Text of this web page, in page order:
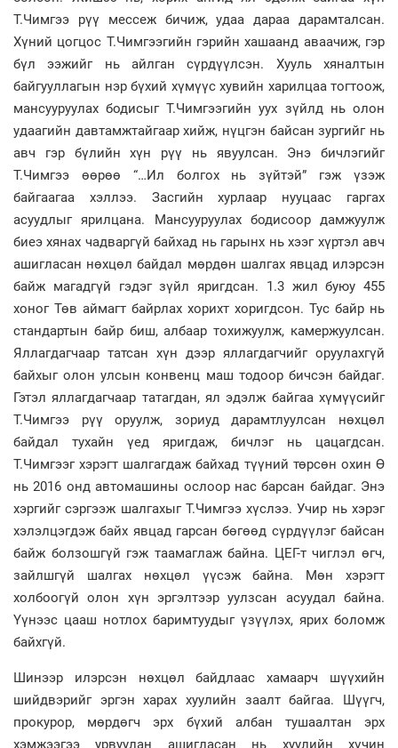
Т.Чимгээ рүү мессеж бичиж, удаа дараа дарамталсан.
Хүний цогцос Т.Чимгээгийн гэрийн хашаанд аваачиж, гэр
бүл ээжийг нь айлган сүрдүүлсэн. Хууль хяналтын
байгууллагын нэр бүхий хүмүүс хувийн харилцаа тогтоож,
мансууруулах бодисыг Т.Чимгээгийн уух зүйлд нь олон
удаагийн давтамжтайгаар хийж, нүцгэн байсан зургийг нь
авч гэр бүлийн хүн рүү нь явуулсан. Энэ бичлэгийг
Т.Чимгээ өөрөө “…Ил болгох нь зүйтэй” гэж үзэж
байгаагаа хэллээ. Засгийн хурлаар нууцаас гаргах
асуудлыг ярилцана. Мансууруулах бодисоор дамжуулж
биеэ хянах чадваргүй байхад нь гарынх нь хээг хүртэл авч
ашигласан нөхцөл байдал мөрдөн шалгах явцад илэрсэн
байж магадгүй гэдэг зүйл яригдсан. 1.3 жил буюу 455
хоног Төв аймагт байрлах хорихт хоригдсон. Тус байр нь
стандартын байр биш, албаар тохижуулж, камержуулсан.
Яллагдагчаар татсан хүн дээр яллагдагчийг оруулахгүй
байхыг олон улсын конвенц маш тодоор бичсэн байдаг.
Гэтэл яллагдагчаар татагдан, ял эдэлж байгаа хүмүүсийг
Т.Чимгээ рүү оруулж, зориуд дарамтлуулсан нөхцөл
байдал тухайн үед яригдаж, бичлэг нь цацагдсан.
Т.Чимгээг хэрэгт шалгагдаж байхад түүний төрсөн охин Ө
нь 2016 онд автомашины ослоор нас барсан байдаг. Энэ
хэргийг сэргээж шалгахыг Т.Чимгээ хүслээ. Учир нь хэрэг
хэлэлцэгдэж байх явцад гарсан бөгөөд сүрдүүлэг байсан
байж болзошгүй гэж таамаглаж байна. ЦЕГ-т чиглэл өгч,
зайлшгүй шалгах нөхцөл үүсэж байна. Мөн хэрэгт
холбоогүй олон хүн эргэлтээр уулзсан асуудал байна.
Үүнээс цааш нотлох баримтуудыг үзүүлэх, ярих боломж
байхгүй.
Шинээр илэрсэн нөхцөл байдлаас хамаарч шүүхийн
шийдвэрийг эргэн харах хуулийн заалт байгаа. Шүүгч,
прокурор, мөрдөгч эрх бүхий албан тушаалтан эрх